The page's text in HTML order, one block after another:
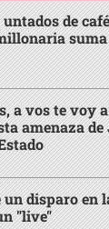
de
suma
a vos te voy
amenaza de
disparo en
"live"